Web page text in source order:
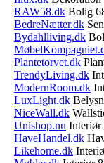
RAW58.dk Bolig
BedreNætter.dk
Bydahlliving.dk
Plantetorvet.dk
TrendyLiving.dk
ModernRoom.dk
LuxLight.dk
NiceWall.dk
Unishop.nu Interiør
HaveHandel.dk
Likehome.dk